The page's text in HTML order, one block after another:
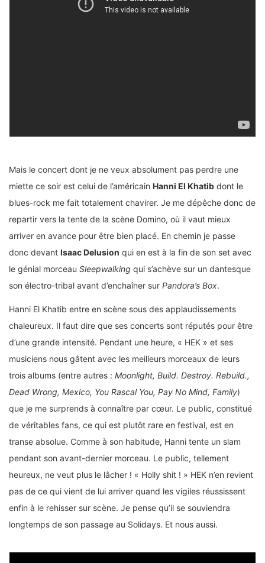
Mais le concert dont je ne veux absolument pas perdre une
miette ce soir est celui de l’américain Hanni El Khatib dont le
blues-rock me fait totalement chavirer. Je me dépêche donc de
repartir vers la tente de la scène Domino, où il vaut mieux
arriver en avance pour être bien placé. En chemin je passe
donc devant Isaac Delusion qui en est à la fin de son set avec
le génial morceau Sleepwalking qui s’achève sur un dantesque
son électro-tribal avant d’enchaîner sur Pandora’s Box.
Hanni El Khatib entre en scène sous des applaudissements
chaleureux. Il faut dire que ses concerts sont réputés pour être
d’une grande intensité. Pendant une heure, « HEK » et ses
musiciens nous gâtent avec les meilleurs morceaux de leurs
trois albums (entre autres : Moonlight, Build. Destroy. Rebuild.,
Dead Wrong, Mexico, You Rascal You, Pay No Mind, Family)
que je me surprends à connaître par cœur. Le public, constitué
de véritables fans, ce qui est plutôt rare en festival, est en
transe absolue. Comme à son habitude, Hanni tente un slam
pendant son avant-dernier morceau. Le public, tellement
heureux, ne veut plus le lâcher ! « Holly shit ! » HEK n’en revient
pas de ce qui vient de lui arriver quand les vigiles réussissent
enfin à le rehisser sur scène. Je pense qu’il se souviendra
longtemps de son passage au Solidays. Et nous aussi.